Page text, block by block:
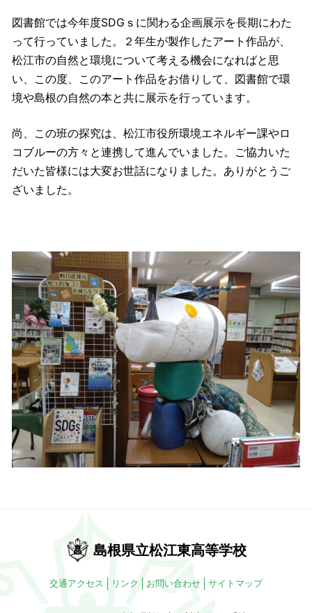
図書館では今年度SDGｓに関わる企画展示を長期にわた
って行っていました。２年生が製作したアート作品が、
松江市の自然と環境について考える機会になればと思
い、この度、このアート作品をお借りして、図書館で環
境や島根の自然の本と共に展示を行っています。
尚、この班の探究は、松江市役所環境エネルギー課やロ
コブルーの方々と連携して進んでいました。ご協力いた
だいた皆様には大変お世話になりました。ありがとうご
ざいました。
島根県立松江東高等学校
交通アクセス リンク お問い合わせ サイトマップ